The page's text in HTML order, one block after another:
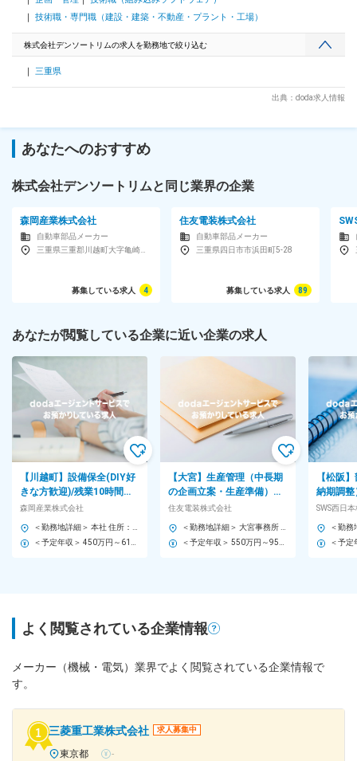
務習得環境があり、中途入社者の早期昇格も可能です。実力次
執行役員や部長になっている方が複数名います。） 【充実し
た福利厚生】 グループ団体自動車保険の43％割引、全国各地
【働きやすい環境】 年間休日121日、完全土日休み。名古屋か
らの通勤者も多く、高速代支給（会社規程による）もございま
550万円 33歳、既婚（子2人）、担当係長：740万円 37歳、課
技術職・専門職（建設・建築・不動産・プラント・工場）
株式会社デンソートリムの求人を勤務地で絞り込む
三重県
出典：doda求人情報
あなたへのおすすめ
株式会社デンソートリムと同じ業界の企業
森岡産業株式会社
自動車部品メーカー
募集している求人 4
住友電装株式会社
自動車部品メーカー
三重県四日市市浜田町5-28
募集している求人 89
あなたが閲覧している企業に近い企業の求人
【川越町】設備保全(DIY好
きな方歓迎)/残業10時間程
／転勤なし／土日休／トヨ
タグループ中心に取引
森岡産業株式会社
【大宮】生産管理（中長期
の企画立案・生産準備）◆
グローバルに活躍可／賞与
5.7カ月分＜26-2＞
住友電装株式会社
【松阪
納期調
改善にか
装Gの安
SWS西日
よく閲覧されている企業情報
メーカー（機械・電気）業界でよく閲覧されている企業情報で
す。
三菱重工業株式会社 求人募集中
東京都 -